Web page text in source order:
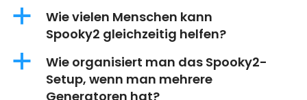
a
Wie vielen Menschen kann
Spooky2 gleichzeitig helfen?
a
Wie organisiert man das Spooky2-
Setup, wenn man mehrere
Generatoren hat?